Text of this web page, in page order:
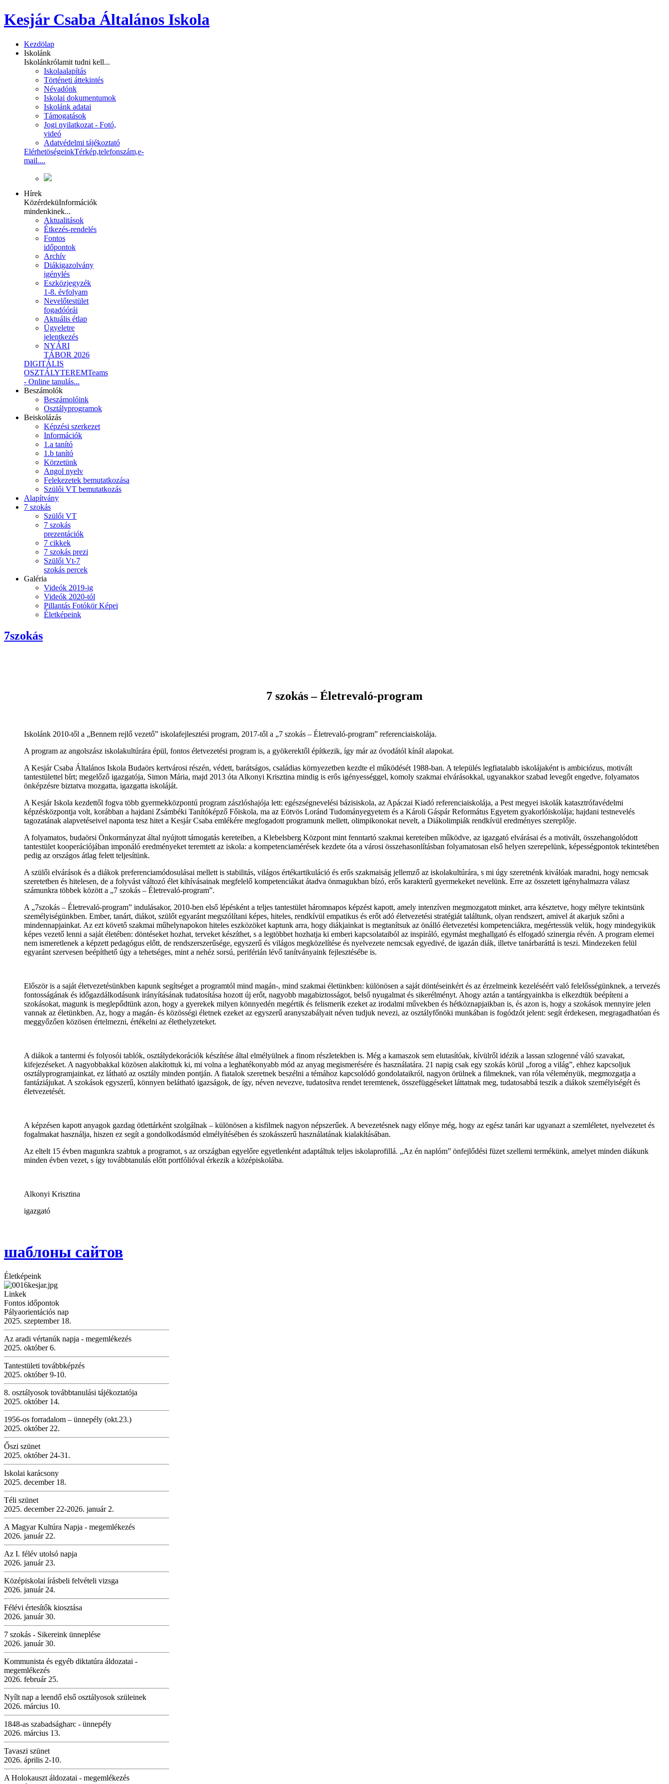
Kesjár Csaba Általános Iskola
Kezdölap
Iskolánk
Iskolánkrólamit tudni kell...
Iskolaalapítás
Történeti áttekintés
Névadónk
Iskolai dokumentumok
Iskolánk adatai
Támogatások
Jogi nyilatkozat - Fotó,
videó
Adatvédelmi tájékoztató
ElérhetöségeinkTérkép,telefonszám,e-
mail....
Hírek
KözérdeküInformációk
mindenkinek...
Aktualitások
Étkezés-rendelés
Fontos
időpontok
Archív
Diákigazolvány
igénylés
Eszközjegyzék
1-8. évfolyam
Nevelőtestület
fogadóórái
Aktuális étlap
Ügyeletre
jelentkezés
NYÁRI
TÁBOR 2026
DIGITÁLIS
OSZTÁLYTEREMTeams
- Online tanulás...
Beszámolók
Beszámolóink
Osztályprogramok
Beiskolázás
Képzési szerkezet
Információk
1.a tanító
1.b tanító
Körzetünk
Angol nyelv
Felekezetek bemutatkozása
Szülői VT bemutatkozás
Alapítvány
7 szokás
Szülői VT
7 szokás
prezentációk
7 cikkek
7 szokás prezi
Szülői Vt-7
szokás percek
Galéria
Videók 2019-ig
Videók 2020-tól
Pillantás Fotókör Képei
Életképeink
7szokás
7 szokás – Életrevaló-program
Iskolánk 2010-től a „Bennem rejlő vezető” iskolafejlesztési program, 2017-től a „7 szokás – Életrevaló-program” referenciaiskolája.
A program az angolszász iskolakultúrára épül, fontos életvezetési program is, a gyökerektől építkezik, így már az óvodától kínál alapokat.
A Kesjár Csaba Általános Iskola Budaörs kertvárosi részén, védett, barátságos, családias környezetben kezdte el működését 1988-ban. A település legfiatalabb iskolájaként is ambiciózus, motivált
tantestülettel bírt; megelőző igazgatója, Simon Mária, majd 2013 óta Alkonyi Krisztina mindig is erős igényességgel, komoly szakmai elvárásokkal, ugyanakkor szabad levegőt engedve, folyamatos
önképzésre biztatva mozgatta, igazgatta iskoláját.
A Kesjár Iskola kezdettől fogva több gyermekközpontú program zászlóshajója lett: egészségnevelési bázisiskola, az Apáczai Kiadó referenciaiskolája, a Pest megyei iskolák katasztrófavédelmi
képzésközpontja volt, korábban a hajdani Zsámbéki Tanítóképző Főiskola, ma az Eötvös Loránd Tudományegyetem és a Károli Gáspár Református Egyetem gyakorlóiskolája; hajdani testnevelés
tagozatának alapvetéseivel naponta tesz hitet a Kesjár Csaba emlékére megfogadott programunk mellett, olimpikonokat nevelt, a Diákolimpiák rendkívül eredményes szereplője.
A folyamatos, budaörsi Önkormányzat által nyújtott támogatás kereteiben, a Klebelsberg Központ mint fenntartó szakmai kereteiben működve, az igazgató elvárásai és a motivált, összehangolódott
tantestület kooperációjában imponáló eredményeket teremtett az iskola: a kompetenciamérések kezdete óta a városi összehasonlításban folyamatosan első helyen szerepelünk, képességpontok tekintetében
pedig az országos átlag felett teljesítünk.
A szülői elvárások és a diákok preferenciamódosulásai mellett is stabilitás, világos értékartikuláció és erős szakmaiság jellemző az iskolakultúrára, s mi úgy szeretnénk kiválóak maradni, hogy nemcsak
szeretetben és hitelesen, de a folyvást változó élet kihívásainak megfelelő kompetenciákat átadva önmagukban bízó, erős karakterű gyermekeket nevelünk. Erre az összetett igényhalmazra válasz
számunkra többek között a „7 szokás – Életrevaló-program”.
A „7szokás – Életrevaló-program” indulásakor, 2010-ben első lépésként a teljes tantestület háromnapos képzést kapott, amely intenzíven megmozgatott minket, arra késztetve, hogy mélyre tekintsünk
személyiségünkben. Ember, tanárt, diákot, szülőt egyaránt megszólítani képes, hiteles, rendkívül empatikus és erőt adó életvezetési stratégiát találtunk, olyan rendszert, amivel át akarjuk szőni a
mindennapjainkat. Az ezt követő szakmai műhelynapokon hiteles eszközöket kaptunk arra, hogy diákjainkat is megtanítsuk az önálló életvezetési kompetenciákra, megértessük velük, hogy mindegyikük
képes vezető lenni a saját életében: döntéseket hozhat, terveket készíthet, s a legtöbbet hozhatja ki emberi kapcsolataiból az inspiráló, egymást meghallgató és elfogadó szinergia révén. A program elemei
nem ismeretlenek a képzett pedagógus előtt, de rendszerszerűsége, egyszerű és világos megközelítése és nyelvezete nemcsak egyedivé, de igazán diák, illetve tanárbaráttá is teszi. Mindezeken felül
egyaránt szervesen beépíthető úgy a tehetséges, mint a nehéz sorsú, periférián lévő tanítványaink fejlesztésébe is.
Először is a saját életvezetésünkben kapunk segítséget a programtól mind magán-, mind szakmai életünkben: különösen a saját döntéseinkért és az érzelmeink kezeléséért való felelősségünknek, a tervezés
fontosságának és időgazdálkodásunk irányításának tudatosítása hozott új erőt, nagyobb magabiztosságot, belső nyugalmat és sikerélményt. Ahogy aztán a tantárgyainkba is elkezdtük beépíteni a
szokásokat, magunk is meglepődtünk azon, hogy a gyerekek milyen könnyedén megértik és felismerik ezeket az irodalmi művekben és hétköznapjaikban is, és azon is, hogy a szokások mennyire jelen
vannak az életünkben. Az, hogy a magán- és közösségi életnek ezeket az egyszerű aranyszabályait néven tudjuk nevezi, az osztályfőnöki munkában is fogódzót jelent: segít érdekesen, megragadhatóan és
meggyőzően közösen értelmezni, értékelni az élethelyzeteket.
A diákok a tantermi és folyosói tablók, osztálydekorációk készítése által elmélyülnek a finom részletekben is. Még a kamaszok sem elutasítóak, kívülről idézik a lassan szlogenné váló szavakat,
kifejezéseket. A nagyobbakkal közösen alakítottuk ki, mi volna a leghatékonyabb mód az anyag megismerésére és használatára. 21 napig csak egy szokás körül „forog a világ”, ehhez kapcsoljuk
osztályprogramjainkat, ez látható az osztály minden pontján. A fiatalok szeretnek beszélni a témához kapcsolódó gondolataikról, nagyon örülnek a filmeknek, van róla véleményük, megmozgatja a
fantáziájukat. A szokások egyszerű, könnyen belátható igazságok, de így, néven nevezve, tudatosítva rendet teremtenek, összefüggéseket láttatnak meg, tudatosabbá teszik a diákok személyiségét és
életvezetését.
A képzésen kapott anyagok gazdag ötlettárként szolgálnak – különösen a kisfilmek nagyon népszerűek. A bevezetésnek nagy előnye még, hogy az egész tanári kar ugyanazt a szemléletet, nyelvezetet és
fogalmakat használja, hiszen ez segít a gondolkodásmód elmélyítésében és szokásszerű használatának kialakításában.
Az eltelt 15 évben magunkra szabtuk a programot, s az országban egyelőre egyetlenként adaptáltuk teljes iskolaprofillá. „Az én naplóm” önfejlődési füzet szellemi termékünk, amelyet minden diákunk
minden évben vezet, s így továbbtanulás előtt portfólióval érkezik a középiskolába.
Alkonyi Krisztina
igazgató
шаблоны сайтов
Életképeink
Linkek
Fontos időpontok
Pályaorientációs nap
2025. szeptember 18.
Az aradi vértanúk napja - megemlékezés
2025. október 6.
Tantestületi továbbképzés
2025. október 9-10.
8. osztályosok továbbtanulási tájékoztatója
2025. október 14.
1956-os forradalom – ünnepély (okt.23.)
2025. október 22.
Őszi szünet
2025. október 24-31.
Iskolai karácsony
2025. december 18.
Téli szünet
2025. december 22-2026. január 2.
A Magyar Kultúra Napja - megemlékezés
2026. január 22.
Az I. félév utolsó napja
2026. január 23.
Középiskolai írásbeli felvételi vizsga
2026. január 24.
Félévi értesítők kiosztása
2026. január 30.
7 szokás - Sikereink ünneplése
2026. január 30.
Kommunista és egyéb diktatúra áldozatai -
megemlékezés
2026. február 25.
Nyílt nap a leendő első osztályosok szüleinek
2026. március 10.
1848-as szabadságharc - ünnepély
2026. március 13.
Tavaszi szünet
2026. április 2-10.
A Holokauszt áldozatai - megemlékezés